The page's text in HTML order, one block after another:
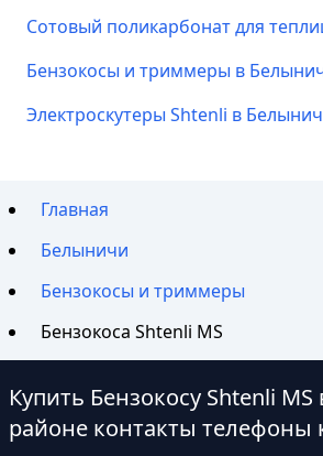
Сотовый поликарбонат для
Бензокосы и триммеры в
Электроскутеры Shtenli в
Главная
Белыничи
Бензокосы и триммеры
Бензокоса Shtenli MS
Купить Бензокосу Shtenli
районе контакты телефоны